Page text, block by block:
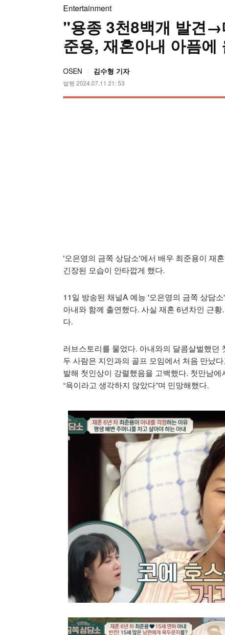
Entertainment
"용종 3천8백개 발견
준용, 재혼아내 아픔에
OSEN 김수형 기자
발행 2024.07.11 21: 53
'오은영의 금쪽 상담소'에서 배우 최준용이 재
긴장된 모습이 안타깝게 했다.
11일 방송된 채널A 예능 '오은영의 금쪽 상담
아내와 함께 출연했다. 사실 재혼 6년차인 근
다.
러브스토리를 물었다. 아내와의 달콤살벌했
두 사람은 지인과의 골프 모임에서 처음 만났
발해 첫인상이 강렬했음을 고백했다. 첫만남
“욕이라고 생각하지 않았다”며 민망해했다.